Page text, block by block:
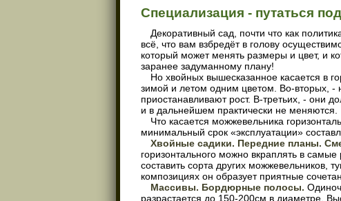
Специализация - путаться
Декоративный сад, почти что как
всё, что вам взбредёт в голову
который может менять размеры и цвет, и
заранее задуманному плану!
Но хвойных вышесказанное касается в
зимой и летом одним цветом. Во-вторых, -
приостанавливают рост. В-третьих, - они
и в дальнейшем практически не меняются.
Что касается можжевельника
минимальный срок «эксплуатации»
Хвойные садики. Передние планы.
горизонтального можно вкраплять в
составить сорта других можжевельников,
композициях он образует приятные
Массивы. Бордюрные полосы.
разрастается до 150-200см в диаметре.